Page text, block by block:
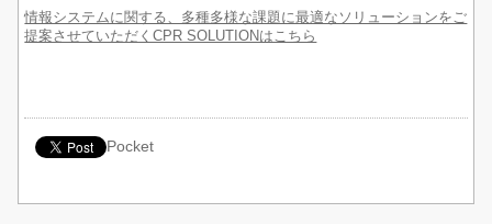
情報システムに関する、多種多様な課題に最適なソリューションをご
提案させていただくCPR SOLUTIONはこちら
Pocket